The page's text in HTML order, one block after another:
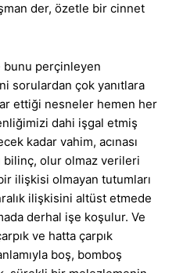
der, özetle bir cinnet
bunu perçinleyen
sorulardan çok yanıtlara
ettiği nesneler hemen her
dahi işgal etmiş
kadar vahim, acınası
bilinç, olur olmaz verileri
ilişkisi olmayan tutumları
ilişkisini altüst etmede
derhal işe koşulur. Ve
ve hatta çarpık
boş, bomboş